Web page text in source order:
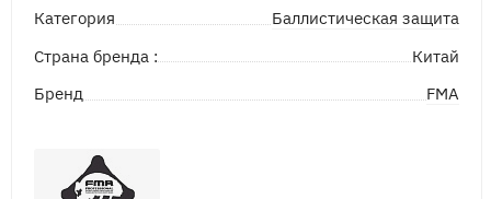
Категория
Баллистическая защита
Страна бренда :
Китай
Бренд
FMA